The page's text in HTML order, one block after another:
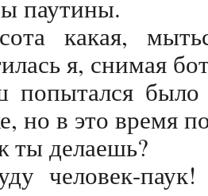
паутины.
какая,
я, снимая
было
но в это время
ты делаешь?
человек-